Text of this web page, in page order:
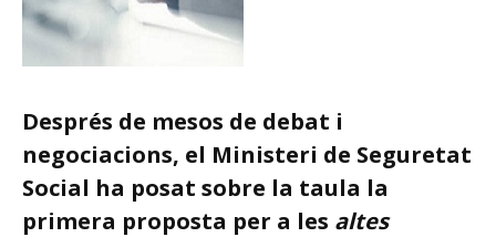
Després de mesos de debat i
negociacions, el Ministeri de Seguretat
Social ha posat sobre la taula la
primera proposta per a les altes